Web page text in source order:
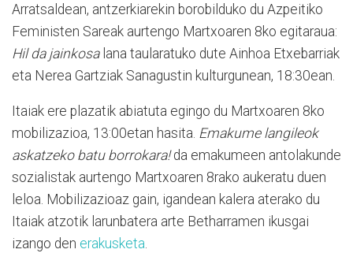
Arratsaldean, antzerkiarekin borobilduko du Azpeitiko
Feministen Sareak aurtengo Martxoaren 8ko egitaraua:
Hil da jainkosalana taularatuko dute Ainhoa Etxebarriak
eta Nerea Gartziak Sanagustin kulturgunean, 18:30ean.
Itaiak ere plazatik abiatuta egingo du Martxoaren 8ko
mobilizazioa, 13:00etan hasita. Emakume langileok
askatzeko batu borrokara!da emakumeen antolakunde
sozialistak aurtengo Martxoaren 8rako aukeratu duen
leloa. Mobilizazioaz gain, igandean kalera aterako du
Itaiak atzotik larunbatera arte Betharramen ikusgai
izango den erakusketa.